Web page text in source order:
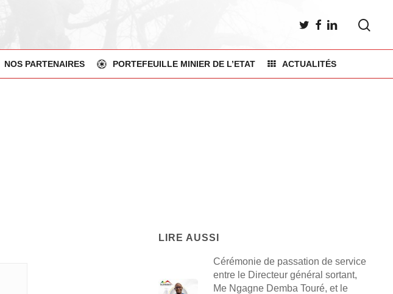
TWITTER
FACEBOOK
LINKEDIN
NOS PARTENAIRES PORTEFEUILLE MINIER DE L’ETAT ACTUALITÉS
LIRE AUSSI
Cérémonie de passation de service
entre le Directeur général sortant,
Me Ngagne Demba Touré, et le